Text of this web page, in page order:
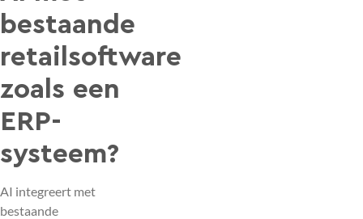
bestaande
retailsoftware
zoals een
ERP-
systeem?
AI integreert met
bestaande